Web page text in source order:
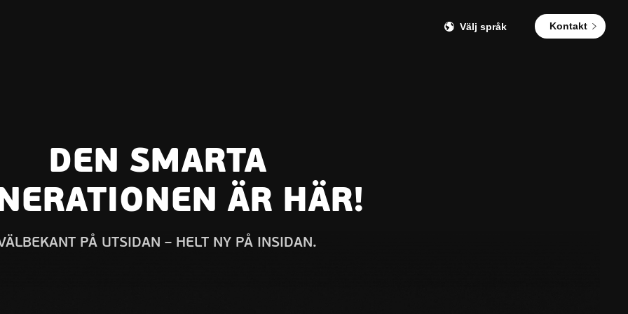
Välj språk Kontakt
DEN SMARTA
ÄR HÄR!
PÅ UTSIDAN – HELT NY PÅ INSIDAN.